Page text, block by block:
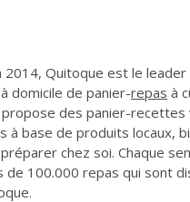
2014, Quitoque est le leader
domicile de panier-repas à
des panier-recettes
à base de produits locaux,
chez soi. Chaque
de 100.000 repas qui sont